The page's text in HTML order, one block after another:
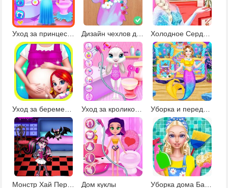
Уход за принцессой
Уход за беременной Уход за кроликом Дейзи
Монстр Хай Переделки Дом куклы